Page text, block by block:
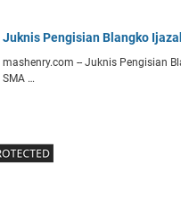
Juknis Pengisian Blangko
mashenry.com -- Juknis Pengisian
SMA …